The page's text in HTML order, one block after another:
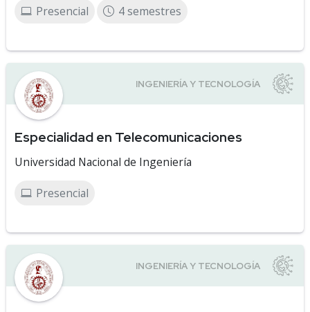
Presencial 4 semestres
Especialidad en Telecomunicaciones
Universidad Nacional de Ingeniería
Presencial